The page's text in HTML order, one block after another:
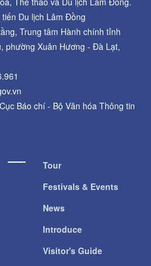
Du lịch Lâm Đồng
Trung tâm Hành chính tỉnh
phường Xuân Hương - Đà Lạt,
Báo chí - Bộ Văn hóa Thông tin
Tour
Festivals & Events
News
Introduce
Visitor's Guide